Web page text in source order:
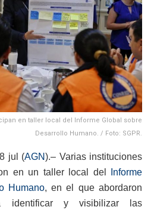
en taller local del Informe Global sobre
Desarrollo Humano. / Foto: SGPR.
jul (AGN).– Varias instituciones
en un taller local del
Informe
Humano, en el que abordaron
identificar y visibilizar las